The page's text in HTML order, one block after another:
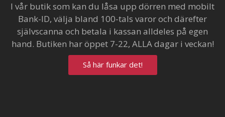
I vår butik som kan du låsa upp dörren med mobilt
Bank-ID, välja bland 100-tals varor och därefter
självscanna och betala i kassan alldeles på egen
hand. Butiken har öppet 7-22, ALLA dagar i veckan!
Så här funkar det!